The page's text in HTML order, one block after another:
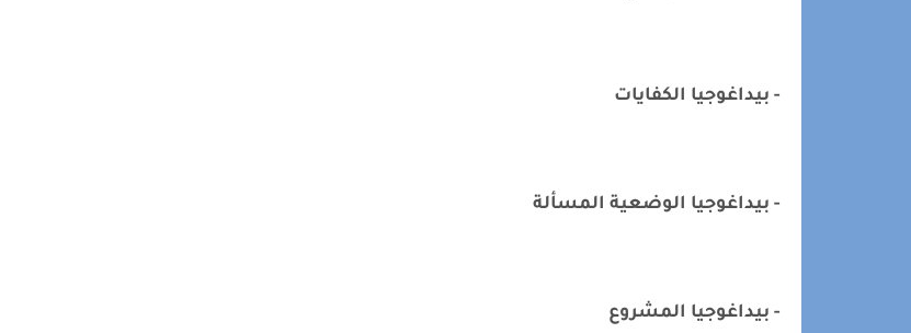
- بيداغوجيا الكفايات
- بيداغوجيا الوضعية المسألة
- بيداغوجيا المشروع